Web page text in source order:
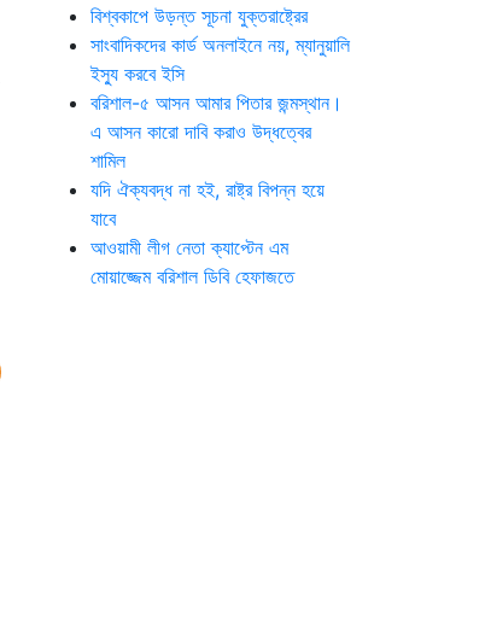
বিশ্বকাপে উড়ন্ত সূচনা যুক্তরাষ্ট্রের
সাংবাদিকদের কার্ড অনলাইনে নয়, ম্যানুয়ালি
ইস্যু করবে ইসি
বরিশাল-৫ আসন আমার পিতার জন্মস্থান।
এ আসন কারো দাবি করাও উদ্ধত্বের
শামিল
যদি ঐক্যবদ্ধ না হই, রাষ্ট্র বিপন্ন হয়ে
যাবে
আওয়ামী লীগ নেতা ক্যাপ্টেন এম
মোয়াজ্জেম বরিশাল ডিবি হেফাজতে